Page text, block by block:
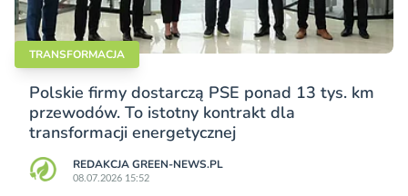
TRANSFORMACJA
Polskie firmy dostarczą PSE ponad 13 tys. km
przewodów. To istotny kontrakt dla
transformacji energetycznej
REDAKCJA GREEN-NEWS.PL
08.07.2026 15:52